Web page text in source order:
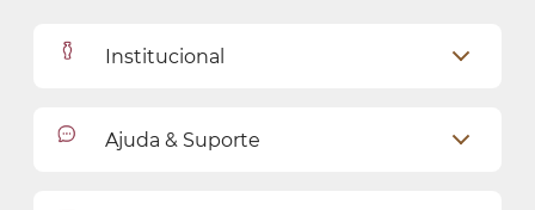
Institucional
Como Comprar
Ajuda & Suporte